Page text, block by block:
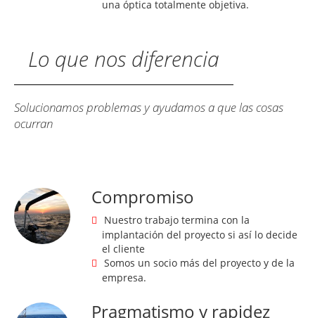
una óptica totalmente objetiva.
Lo que nos diferencia
Solucionamos problemas y ayudamos a que las cosas
ocurran
Compromiso
Nuestro trabajo termina con la
implantación del proyecto si así lo decide
el cliente
Somos un socio más del proyecto y de la
empresa.
Pragmatismo y rapidez